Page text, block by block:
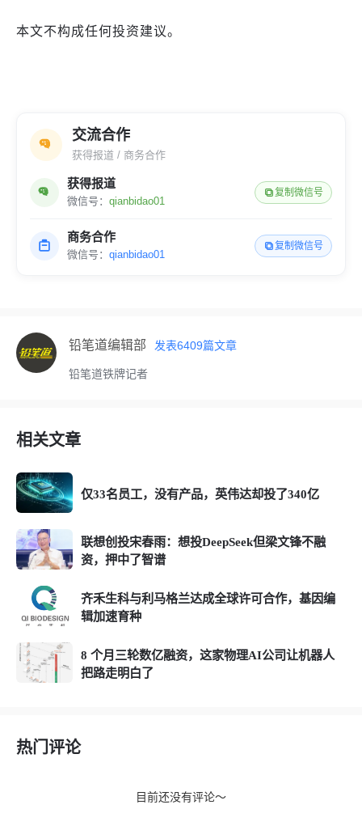
本文不构成任何投资建议。
交流合作
获得报道 / 商务合作
获得报道
微信号： qianbidao01
复制微信号
商务合作
微信号： qianbidao01
复制微信号
铅笔道编辑部 发表6409篇文章
铅笔道铁牌记者
相关文章
仅33名员工，没有产品，英伟达却投了340亿
联想创投宋春雨：想投DeepSeek但梁文锋不融
资，押中了智谱
齐禾生科与利马格兰达成全球许可合作，基因编
辑加速育种
8 个月三轮数亿融资，这家物理AI公司让机器人
把路走明白了
热门评论
目前还没有评论～